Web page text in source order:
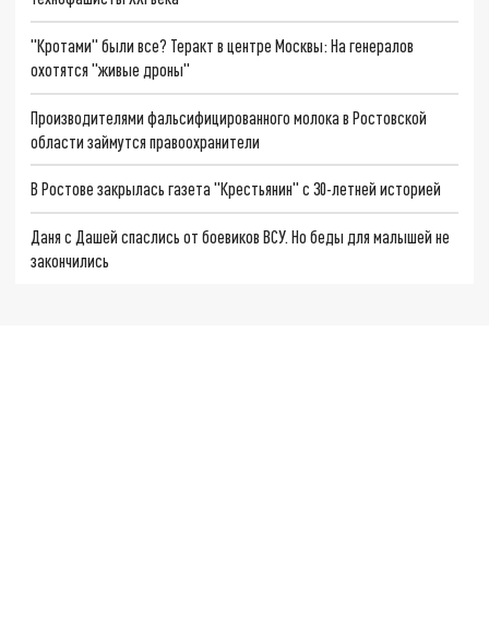
"Кротами" были все? Теракт в центре Москвы: На генералов
охотятся "живые дроны"
Производителями фальсифицированного молока в Ростовской
области займутся правоохранители
В Ростове закрылась газета "Крестьянин" с 30-летней историей
Даня с Дашей спаслись от боевиков ВСУ. Но беды для малышей не
закончились